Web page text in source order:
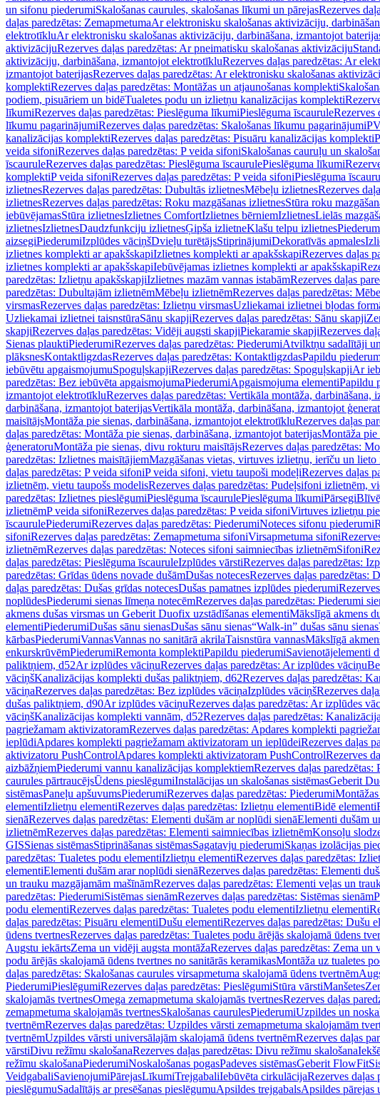
un sifonu piederumiSkalošanas caurules, skalošanas līkumi un pārejasRezerves
daļas paredzētas: ZemapmetumaAr elektronisku skalošanas aktivizāciju,
elektrotīkluAr elektronisku skalošanas aktivizāciju, darbināšana, izmantojot
aktivizācijuRezerves daļas paredzētas: Ar pneimatisku skalošanas aktivizāciju
aktivizāciju, darbināšana, izmantojot elektrotīkluRezerves daļas paredzētas: Ar
izmantojot baterijasRezerves daļas paredzētas: Ar elektronisku skalošanas
komplektiRezerves daļas paredzētas: Montāžas un atjaunošanas komplekti
podiem, pisuāriem un bidēTualetes podu un izlietņu kanalizācijas komplekti
līkumiRezerves daļas paredzētas: Pieslēguma līkumiPieslēguma īscauruleRezerves
līkumu pagarinājumiRezerves daļas paredzētas: Skalošanas līkumu pagarinājumi
kanalizācijas komplektiRezerves daļas paredzētas: Pisuāru kanalizācijas komplekti
veida sifoniRezerves daļas paredzētas: P veida sifoniSkalošanas cauruļu un
īscauruleRezerves daļas paredzētas: Pieslēguma īscaurulePieslēguma līkumi
komplektiP veida sifoniRezerves daļas paredzētas: P veida sifoniPieslēguma
izlietnesRezerves daļas paredzētas: Dubultās izlietnesMēbeļu izlietnesRezerves
izlietnesRezerves daļas paredzētas: Roku mazgāšanas izlietnesStūra roku
iebūvējamasStūra izlietnesIzlietnes ComfortIzlietnes bērniemIzlietnesLielās
izlietnesIzlietnesDaudzfunkciju izlietnesĢipša izlietneKlašu telpu izlietnes
aizsegiPiederumiIzplūdes vāciņšDvieļu turētājsStiprinājumiDekoratīvās apmales
izlietnes komplekti ar apakšskapiIzlietnes komplekti ar apakšskapiRezerves daļas
izlietnes komplekti ar apakšskapiIebūvējamas izlietnes komplekti ar apakšskapi
paredzētas: Izlietņu apakšskapjiIzlietnes mazām vannas istabāmRezerves daļas
paredzētas: Dubultajām izlietnēmMēbeļu izlietnēmRezerves daļas paredzētas:
virsmasRezerves daļas paredzētas: Izlietņu virsmasUzliekamai izlietnei bļodas
Uzliekamai izlietnei taisnstūraSānu skapjiRezerves daļas paredzētas: Sānu skapji
skapjiRezerves daļas paredzētas: Vidēji augsti skapjiPiekaramie skapjiRezerves
Sienas plauktiPiederumiRezerves daļas paredzētas: PiederumiAtvilktņu sadalītāji
plāksnesKontaktligzdasRezerves daļas paredzētas: KontaktligzdasPapildu
iebūvētu apgaismojumuSpoguļskapjiRezerves daļas paredzētas: SpoguļskapjiAr
paredzētas: Bez iebūvēta apgaismojumaPiederumiApgaismojuma elementiPapildu
izmantojot elektrotīkluRezerves daļas paredzētas: Vertikāla montāža, darbināšana,
darbināšana, izmantojot baterijasVertikāla montāža, darbināšana, izmantojot
maisītājsMontāža pie sienas, darbināšana, izmantojot elektrotīkluRezerves daļas
daļas paredzētas: Montāža pie sienas, darbināšana, izmantojot baterijasMontāža pie
ģeneratoruMontāža pie sienas, divu rokturu maisītājsRezerves daļas paredzētas:
paredzētas: Izlietnes maisītājiemMazgāšanas vietas, virtuves izlietņu, ierīču un
daļas paredzētas: P veida sifoniP veida sifoni, vietu taupoši modeļiRezerves daļas
izlietnēm, vietu taupošs modelisRezerves daļas paredzētas: Pudeļsifoni izlietnēm,
paredzētas: Izlietnes pieslēgumiPieslēguma īscaurulePieslēguma līkumiPārsegi
izlietnēmP veida sifoniRezerves daļas paredzētas: P veida sifoniVirtuves izlietņu
īscaurulePiederumiRezerves daļas paredzētas: PiederumiNoteces sifonu piederumi
sifoniRezerves daļas paredzētas: Zemapmetuma sifoniVirsapmetuma sifoni
izlietnēmRezerves daļas paredzētas: Noteces sifoni saimniecības izlietnēmSifoni
daļas paredzētas: Pieslēguma īscauruleIzplūdes vārstiRezerves daļas paredzētas:
paredzētas: Grīdas ūdens novade dušāmDušas notecesRezerves daļas paredzētas:
daļas paredzētas: Dušas grīdas notecesDušas pamatnes izplūdes piederumi
noplūdesPiederumi sienas līmeņa notecēmRezerves daļas paredzētas: Piederumi
akmens dušas virsmas un Geberit Duofix uzstādīšanas elementiMākslīgā akmens
elementiPiederumiDušas sānu sienasDušas sānu sienas“Walk-in” dušas sānu sienas
kārbasPiederumiVannasVannas no sanitārā akrilaTaisnstūra vannasMākslīgā
enkurskrūvēmPiederumiRemonta komplektiPapildu piederumiSavienotājelementi
paliktņiem, d52Ar izplūdes vāciņuRezerves daļas paredzētas: Ar izplūdes vāciņu
vāciņšKanalizācijas komplekti dušas paliktņiem, d62Rezerves daļas paredzētas:
vāciņaRezerves daļas paredzētas: Bez izplūdes vāciņaIzplūdes vāciņšRezerves
dušas paliktņiem, d90Ar izplūdes vāciņuRezerves daļas paredzētas: Ar izplūdes
vāciņšKanalizācijas komplekti vannām, d52Rezerves daļas paredzētas:
pagriežamam aktivizatoramRezerves daļas paredzētas: Apdares komplekti
ieplūdiApdares komplekti pagriežamam aktivizatoram un ieplūdeiRezerves daļas
aktivizatoru PushControlApdares komplekti aktivizatoram PushControlRezerves
aizbāžņiemPiederumi vannu kanalizācijas komplektiemRezerves daļas
caurules pārtraucējsŪdens pieslēgumiInstalācijas un skalošanas sistēmasGeberit
sistēmasPaneļu apšuvumsPiederumiRezerves daļas paredzētas: Piederumi
elementiIzlietņu elementiRezerves daļas paredzētas: Izlietņu elementiBidē elementi
sienāRezerves daļas paredzētas: Elementi dušām ar noplūdi sienāElementi dušām
izlietnēmRezerves daļas paredzētas: Elementi saimniecības izlietnēmKonsoļu
GISSienas sistēmasStiprināšanas sistēmasSagatavju piederumiSkaņas izolācijas
paredzētas: Tualetes podu elementiIzlietņu elementiRezerves daļas paredzētas:
elementiElementi dušām arar noplūdi sienāRezerves daļas paredzētas: Elementi
un trauku mazgājamām mašīnāmRezerves daļas paredzētas: Elementi veļas un
paredzētas: PiederumiSistēmas sienāmRezerves daļas paredzētas: Sistēmas sienām
podu elementiRezerves daļas paredzētas: Tualetes podu elementiIzlietņu elementi
daļas paredzētas: Pisuāru elementiDušu elementiRezerves daļas paredzētas: Dušu
ūdens tvertnesRezerves daļas paredzētas: Tualetes podu ārējās skalojamā ūdens
Augstu iekārtsZema un vidēji augsta montāžaRezerves daļas paredzētas: Zema un
podu ārējās skalojamā ūdens tvertnes no sanitārās keramikasMontāža uz tualetes
daļas paredzētas: Skalošanas caurules virsapmetuma skalojamā ūdens tvertnēm
PiederumiPieslēgumiRezerves daļas paredzētas: PieslēgumiStūra vārstiManšetes
skalojamās tvertnesOmega zemapmetuma skalojamās tvertnesRezerves daļas
zemapmetuma skalojamās tvertnesSkalošanas caurulesPiederumiUzpildes un
tvertnēmRezerves daļas paredzētas: Uzpildes vārsti zemapmetuma skalojamām
tvertnēmUzpildes vārsti universālajām skalojamā ūdens tvertnēmRezerves daļas
vārstiDivu režīmu skalošanaRezerves daļas paredzētas: Divu režīmu skalošana
režīmu skalošanaPiederumiNoskalošanas pogasPadeves sistēmasGeberit FlowFit
VeidgabaliSavienojumiPārejasLīkumiTrejgabaliIebūvēta cirkulācijaRezerves daļas
pieslēgumuSadalītājs ar presēšanas pieslēgumuApsildes trejgabalsApsildes pārejas